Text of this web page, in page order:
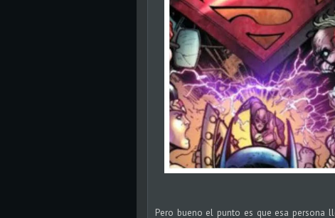
Pero bueno el punto es que esa persona